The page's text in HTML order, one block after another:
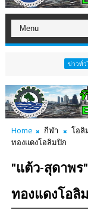
ชาว
Home กีฬา โอลิ
ทองแดงโอลิมปิก
"แต้ว-สุดาพร
ทองแดงโอลิ